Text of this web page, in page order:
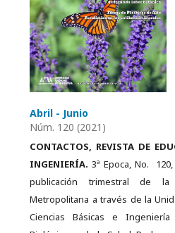
Abril - Junio
Núm. 120 (2021)
CONTACTOS, REVISTA DE
INGENIERÍA. 3ª Epoca, No.
publicación trimestral de la
Metropolitana a través de la
Ciencias Básicas e